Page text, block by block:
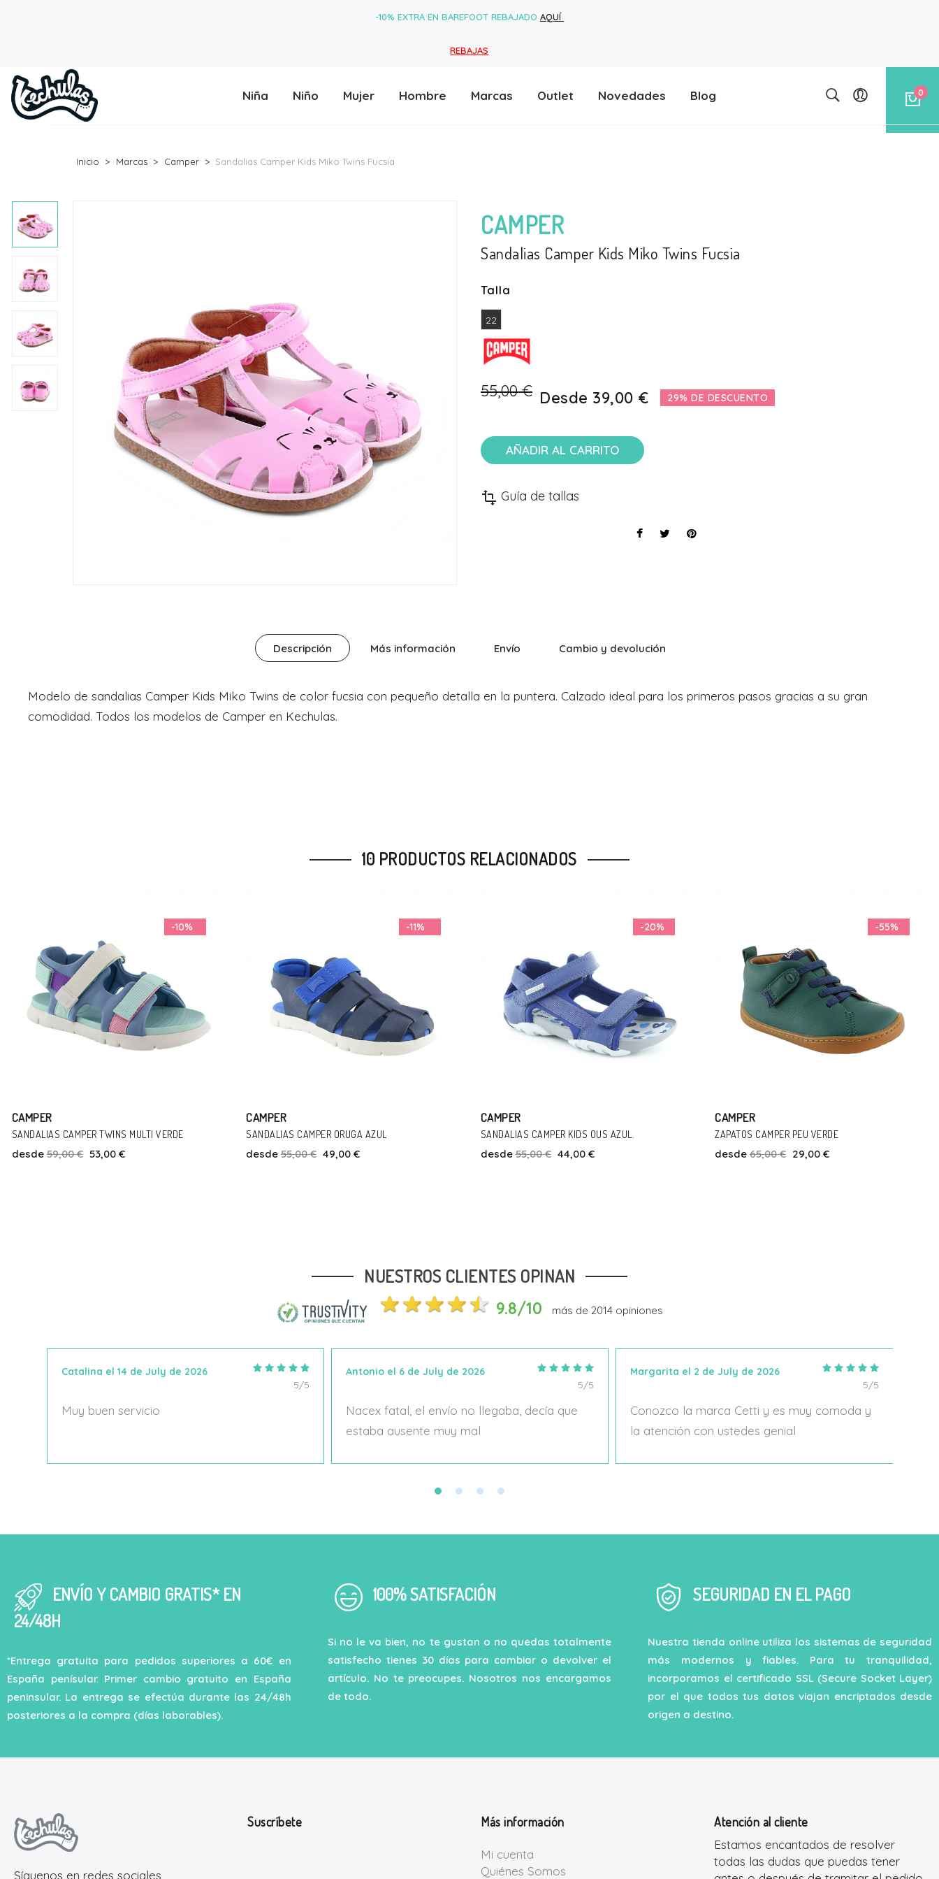
-10% EXTRA EN BAREFOOT REBAJADO AQUÍ
REBAJAS
Niña Niño Mujer Hombre Marcas Outlet Novedades Blog 0
Inicio Marcas Camper Sandalias Camper Kids Miko Twins Fucsia
CAMPER
Sandalias Camper Kids Miko Twins Fucsia
Talla
22
55,00 € Desde 39,00 € 29% DE DESCUENTO
AÑADIR AL CARRITO
transform Guía de tallas
Descripción Más información Envío Cambio y devolución
Modelo de sandalias Camper Kids Miko Twins de color fucsia con pequeño detalla en la puntera. Calzado ideal para los primeros pasos gracias a su gran
comodidad. Todos los modelos de Camper en Kechulas.
10 PRODUCTOS RELACIONADOS
-11%
CAMPER
SANDALIAS CAMPER ORUGA AZUL
desde 55,00 € 49,00 €
-20%
Añadir Al Carrito
CAMPER
SANDALIAS CAMPER KIDS OUS AZUL.
desde 55,00 € 44,00 €
-55%
CAMPER
ZAPATOS CAMPER PEU VERDE
desde 65,00 € 29,00 €
-29%
CAMPER
CAMPER KIDS RUN NEGRO RAYO
desde 69,95 € 50,00 €
NUESTROS CLIENTES OPINAN
9.8/10 más de 2014opiniones
Catalina el 14 de July de 2026
5/5
Muy buen servicio
Antonio el 6 de July de 2026
5/5
Nacex fatal, el envío no llegaba, decía que
estaba ausente muy mal
Margarita el 2 de July de 2026
5/5
Conozco la marca Cetti y es muy comoda y
la atención con ustedes genial
ENVÍO Y CAMBIO GRATIS* EN
24/48H
*Entrega gratuita para pedidos superiores a 60€ en
España penísular. Primer cambio gratuito en España
peninsular. La entrega se efectúa durante las 24/48h
posteriores a la compra (días laborables).
100% SATISFACIÓN
Si no le va bien, no te gustan o no quedas totalmente
satisfecho tienes 30 días para cambiar o devolver el
artículo. No te preocupes. Nosotros nos encargamos
de todo.
SEGURIDAD EN EL PAGO
Nuestra tienda online utiliza los sistemas de seguridad
más modernos y fiables. Para tu tranquilidad,
incorporamos el certificado SSL (Secure Socket Layer)
por el que todos tus datos viajan encriptados desde
origen a destino.
Síguenos en redes sociales
Suscríbete Más información
Mi cuenta
Quiénes Somos
Atención al cliente
Estamos encantados de resolver
todas las dudas que puedas tener